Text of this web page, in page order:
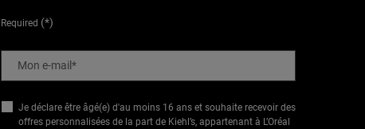
Required (*)
Mon e-mail*
Je déclare être âgé(e) d'au moins 16 ans et souhaite recevoir des
offres personnalisées de la part de Kiehl’s, appartenant à L’Oréal